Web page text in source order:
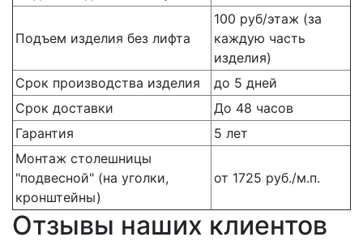
Подъем изделия без лифта
100 руб/этаж (за
каждую часть
изделия)
Срок производства изделия
до 5 дней
Срок доставки
До 48 часов
Гарантия
5 лет
Монтаж столешницы
"подвесной" (на уголки,
кронштейны)
от 1725 руб./м.п.
Отзывы наших клиентов